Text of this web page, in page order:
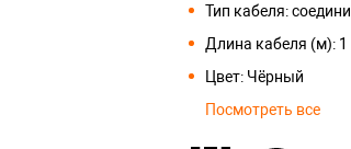
Тип кабеля:
Длина кабеля (м): 1
Цвет: Чёрный
Посмотреть все